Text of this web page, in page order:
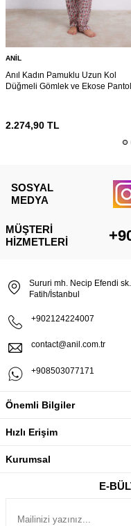
ANIL
Anıl Kadın Pamuklu Uzun Kol
Düğmeli Gömlek ve Ekose
2.274,90 TL
SOSYAL
MEDYA
MÜŞTERI
HIZMETLERI
Sururi mh. Necip Efendi
Fatih/İstanbul
+902124224007
contact@anil.com.tr
+908503077171
Önemli Bilgiler
Hızlı Erişim
Kurumsal
E-